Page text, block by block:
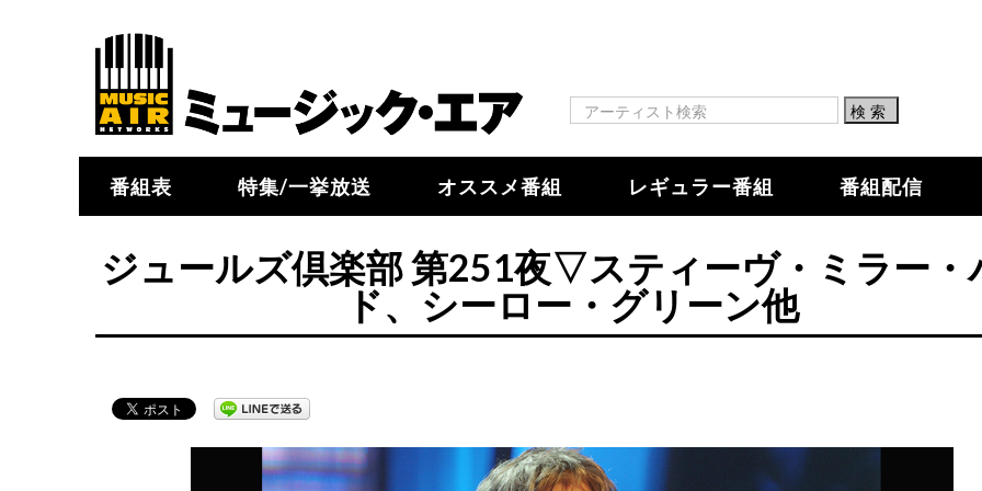
番組表 特集/一挙放送 オススメ番組 レギュラー番組 番組配信
ジュールズ倶楽部 第251夜▽スティーヴ・ミラー・
ド、シーロー・グリーン他